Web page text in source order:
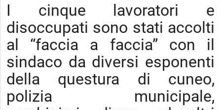
I cinque lavoratori e
disoccupati sono stati accolti
al “faccia a faccia” con il
sindaco da diversi esponenti
della questura di cuneo,
polizia municipale,